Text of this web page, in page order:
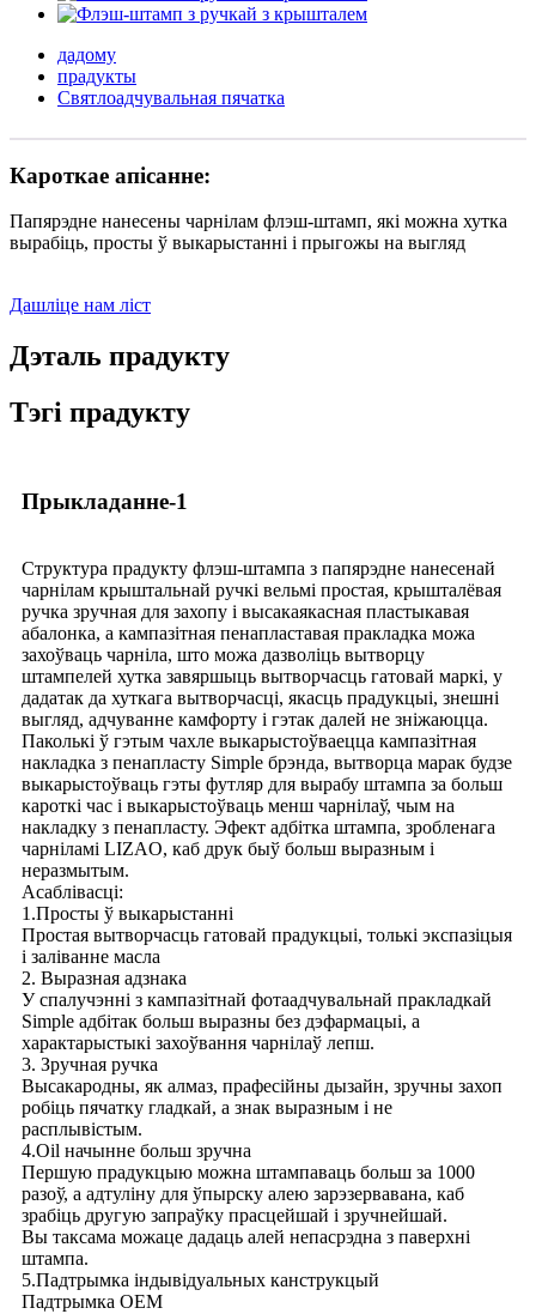
дадому
прадукты
Святлоадчувальная пячатка
Кароткае апісанне:
Папярэдне нанесены чарнілам флэш-штамп, які можна хутка
вырабіць, просты ў выкарыстанні і прыгожы на выгляд
Дашліце нам ліст
Дэталь прадукту
Тэгі прадукту
Прыкладанне-1
Структура прадукту флэш-штампа з папярэдне нанесенай
чарнілам крыштальнай ручкі вельмі простая, крышталёвая
ручка зручная для захопу і высакаякасная пластыкавая
абалонка, а кампазітная пенапластавая пракладка можа
захоўваць чарніла, што можа дазволіць вытворцу
штампелей хутка завяршыць вытворчасць гатовай маркі, у
дадатак да хуткага вытворчасці, якасць прадукцыі, знешні
выгляд, адчуванне камфорту і гэтак далей не зніжаюцца.
Паколькі ў гэтым чахле выкарыстоўваецца кампазітная
накладка з пенапласту Simple брэнда, вытворца марак будзе
выкарыстоўваць гэты футляр для вырабу штампа за больш
кароткі час і выкарыстоўваць менш чарнілаў, чым на
накладку з пенапласту. Эфект адбітка штампа, зробленага
чарніламі LIZAO, каб друк быў больш выразным і
неразмытым.
Асаблівасці:
1.Просты ў выкарыстанні
Простая вытворчасць гатовай прадукцыі, толькі экспазіцыя
і заліванне масла
2. Выразная адзнака
У спалучэнні з кампазітнай фотаадчувальнай пракладкай
Simple адбітак больш выразны без дэфармацыі, а
характарыстыкі захоўвання чарнілаў лепш.
3. Зручная ручка
Высакародны, як алмаз, прафесійны дызайн, зручны захоп
робіць пячатку гладкай, а знак выразным і не
расплывістым.
4.Oil начынне больш зручна
Першую прадукцыю можна штампаваць больш за 1000
разоў, а адтуліну для ўпырску алею зарэзервавана, каб
зрабіць другую запраўку прасцейшай і зручнейшай.
Вы таксама можаце дадаць алей непасрэдна з паверхні
штампа.
5.Падтрымка індывідуальных канструкцый
Падтрымка OEM